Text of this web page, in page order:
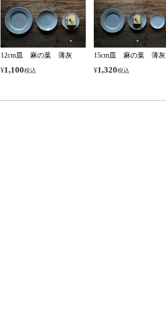
12cm皿 麻の葉 薄灰
¥1,100税込
15cm皿 麻の葉 薄灰
¥1,320税込